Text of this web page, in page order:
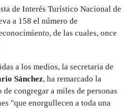
de Interés Turístico Nacional de
a 158 el número de
de las cuales, once
a los medios, la secretaria de
Sánchez, ha remarcado la
de congregar a miles de personas
"que enorgullecen a toda una